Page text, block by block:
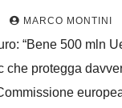
MARCO MONTINI
“Bene 500 mln
che protegga